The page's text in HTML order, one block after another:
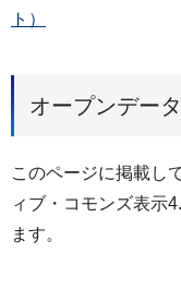
ト）
オープンデー
このページに掲載し
ィブ・コモンズ表示
ます。